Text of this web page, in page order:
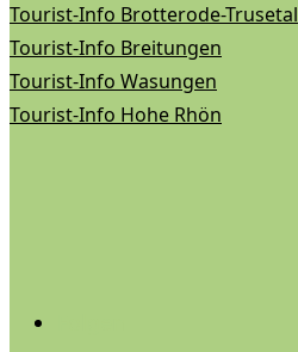
Tourist-Info Brotterode-Trusetal
Tourist-Info Breitungen
Tourist-Info Wasungen
Tourist-Info Hohe Rhön